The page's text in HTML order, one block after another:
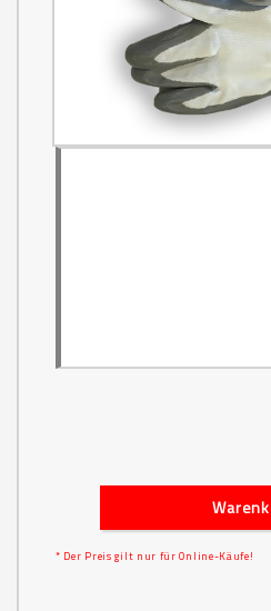
* Der Preis gilt nur für Online-Käufe!